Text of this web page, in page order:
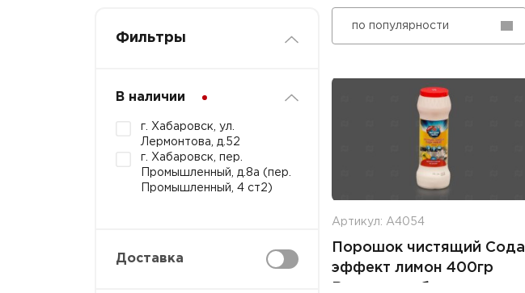
Фильтры
В наличии
г. Хабаровск, ул.
Лермонтова, д.52
г. Хабаровск, пер.
Промышленный, д.8а (пер.
Промышленный, 4 ст2)
Доставка
по популярности
Артикул: А4054
Порошок чистящий Сода
эффект лимон 400гр